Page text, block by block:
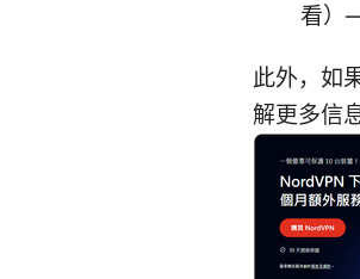
看）
此外，如
解更多信